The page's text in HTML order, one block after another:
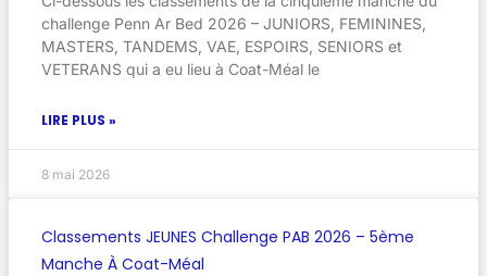
challenge Penn Ar Bed 2026 – JUNIORS, FEMININES,
MASTERS, TANDEMS, VAE, ESPOIRS, SENIORS et
VETERANS qui a eu lieu à Coat-Méal le
LIRE PLUS »
8 mai 2026
Classements JEUNES Challenge PAB 2026 – 5ème
Manche À Coat-Méal